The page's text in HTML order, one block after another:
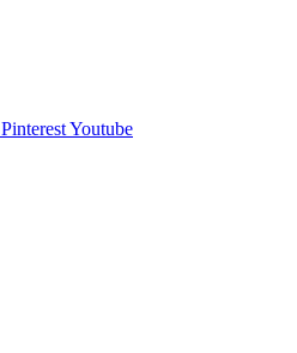
PinterestYoutube